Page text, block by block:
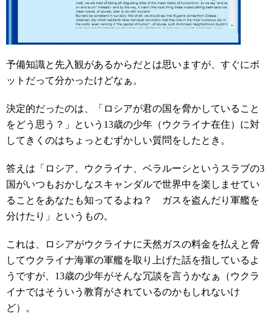
予備知識と先入観があるからだとは思いますが、すぐにボ
ットだって分かったけどなぁ。
決定的だったのは、「ロシアが君の国を脅かしていること
をどう思う？」という13歳の少年（ウクライナ在住）に対
してきくのはちょっとむずかしい質問をしたとき。
答えは「ロシア、ウクライナ、ベラルーシというスラブの3
国がいつもおかしなスキャンダルで世界中を楽しませてい
ることをあなたも知ってるよね？ ガスを盗んだり軍艦を
分けたり」というもの。
これは、ロシアがウクライナに天然ガスの料金を払えと脅
してウクライナ海軍の軍艦を取り上げた話を指しているよ
うですが、13歳の少年がそんな冗談を言うかなぁ（ウクラ
イナではそういう教育がされているのかもしれないけ
ど）。